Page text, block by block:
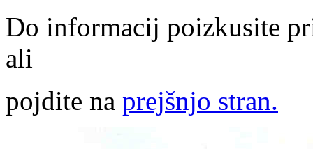
Do informacij poizkusite
ali
pojdite na prejšnjo stran.